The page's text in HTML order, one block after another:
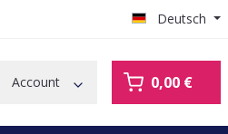
Deutsch
Account 0,00 €